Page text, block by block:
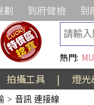
劃 到府健檢 到
熱門:
拍攝工具 | 燈
> 音訊 連接線